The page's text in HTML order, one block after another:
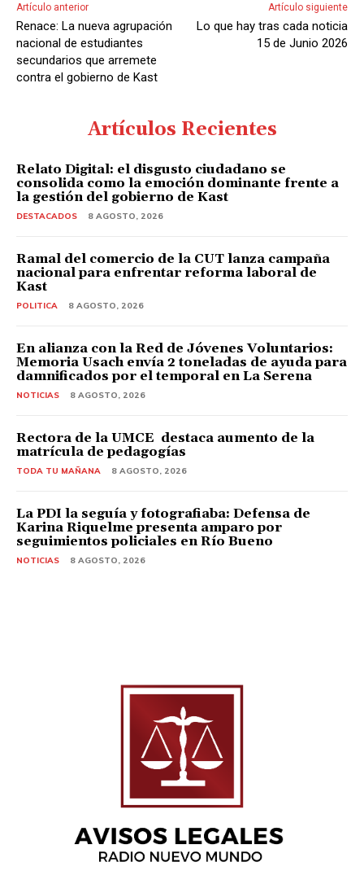
Artículo anterior
Renace: La nueva agrupación
nacional de estudiantes
secundarios que arremete
contra el gobierno de Kast
Artículo siguiente
Lo que hay tras cada noticia
15 de Junio 2026
Artículos Recientes
Relato Digital: el disgusto ciudadano se
consolida como la emoción dominante frente a
la gestión del gobierno de Kast
DESTACADOS 8 AGOSTO, 2026
Ramal del comercio de la CUT lanza campaña
nacional para enfrentar reforma laboral de
Kast
POLITICA 8 AGOSTO, 2026
En alianza con la Red de Jóvenes Voluntarios:
Memoria Usach envía 2 toneladas de ayuda para
damnificados por el temporal en La Serena
NOTICIAS 8 AGOSTO, 2026
Rectora de la UMCE destaca aumento de la
matrícula de pedagogías
TODA TU MAÑANA 8 AGOSTO, 2026
La PDI la seguía y fotografiaba: Defensa de
Karina Riquelme presenta amparo por
seguimientos policiales en Río Bueno
NOTICIAS 8 AGOSTO, 2026